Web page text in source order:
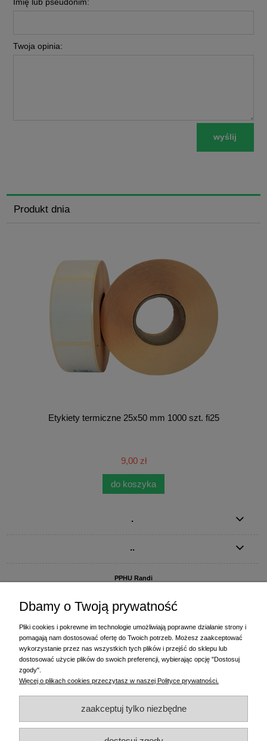
Twoja opinia:
wyślij
Produkt dnia
Etykiety termiczne 25x50 mm 1000 szt. fi25
9,00 zł
do koszyka
.
..
PPHU Randi
ul. Starogardzka 77 (wjazd od ul. Plażowej)
- centrala
+48 58 770 31 83- wyceny i drukowanie etykiet
Dbamy o Twoją prywatność
Pliki cookies i pokrewne im technologie umożliwiają poprawne działanie strony i
pomagają nam dostosować ofertę do Twoich potrzeb. Możesz zaakceptować
wykorzystanie przez nas wszystkich tych plików i przejść do sklepu lub
dostosować użycie plików do swoich preferencji, wybierając opcję "Dostosuj
zgody".
Więcej o plikach cookies przeczytasz w naszej Polityce prywatności.
zaakceptuj tylko niezbędne